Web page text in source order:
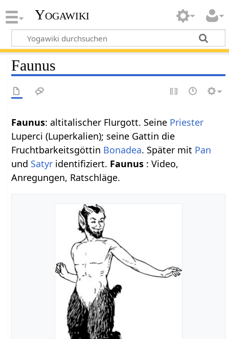
Yogawiki
Faunus
Faunus: altitalischer Flurgott. Seine Priester
Luperci (Luperkalien); seine Gattin die
Fruchtbarkeitsgöttin Bonadea. Später mit Pan
und Satyr identifiziert. Faunus : Video,
Anregungen, Ratschläge.